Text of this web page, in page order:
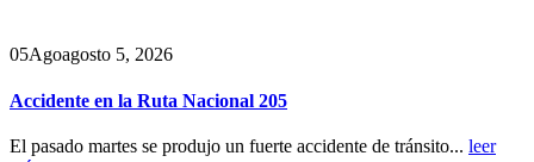
05Agoagosto 5, 2026
Accidente en la Ruta Nacional 205
El pasado martes se produjo un fuerte accidente de tránsito... leer